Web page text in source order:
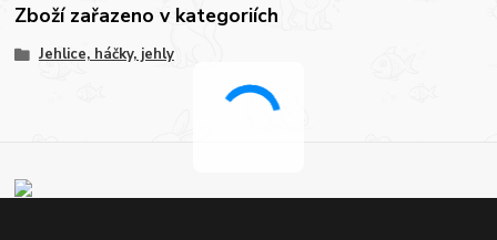
Zboží zařazeno v kategoriích
Jehlice, háčky, jehly